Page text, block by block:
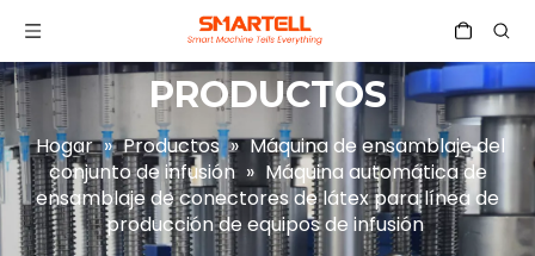
PRODUCTOS
Hogar » Productos » Máquina de ensamblaje del
conjunto de infusión » Máquina automática de
ensamblaje de conectores de látex para línea de
producción de equipos de infusión